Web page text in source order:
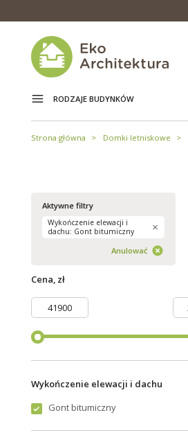
RODZAJE BUDYNKÓW
Strona główna Domki letniskowe
Aktywne filtry
Wykończenie elewacji i
dachu: Gont bitumiczny
Anulować
Cena, zł
Wykończenie elewacji i dachu
Gont bitumiczny